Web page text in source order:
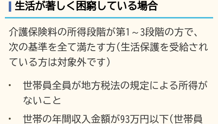
生活が著しく困窮している場合
介護保険料の所得段階が第1～3段階の方で、
次の基準を全て満たす方(生活保護を受給され
ている方は対象外です)
世帯員全員が地方税法の規定による所得が
ないこと
世帯の年間収入金額が93万円以下(世帯員